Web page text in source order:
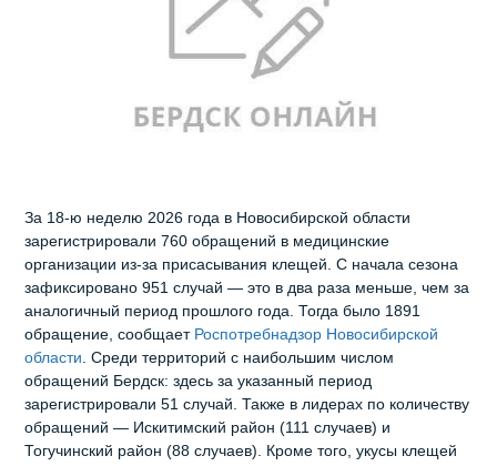
За 18‑ю неделю 2026 года в Новосибирской области
зарегистрировали 760 обращений в медицинские
организации из‑за присасывания клещей. С начала сезона
зафиксировано 951 случай — это в два раза меньше, чем за
аналогичный период прошлого года. Тогда было 1891
обращение, сообщаетРоспотребнадзор Новосибирской
области. Среди территорий с наибольшим числом
обращений Бердск: здесь за указанный период
зарегистрировали 51 случай. Также в лидерах по количеству
обращений — Искитимский район (111 случаев) и
Тогучинский район (88 случаев). Кроме того, укусы клещей